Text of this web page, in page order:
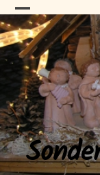
Skip
to
content
Open
mobile
menu
Close
mobile
menu